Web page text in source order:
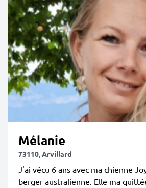
Mélanie
73110, Arvillard
J'ai vécu 6 ans avec ma chienne
berger australienne. Elle ma